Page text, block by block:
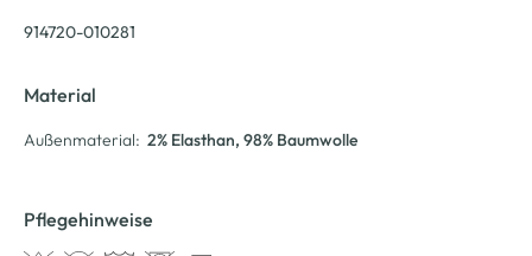
914720-010281
Material
Außenmaterial: 2% Elasthan, 98% Baumwolle
Pflegehinweise